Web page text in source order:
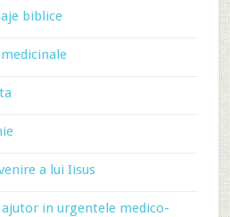
biblice
a lui Iisus
in urgentele medico-